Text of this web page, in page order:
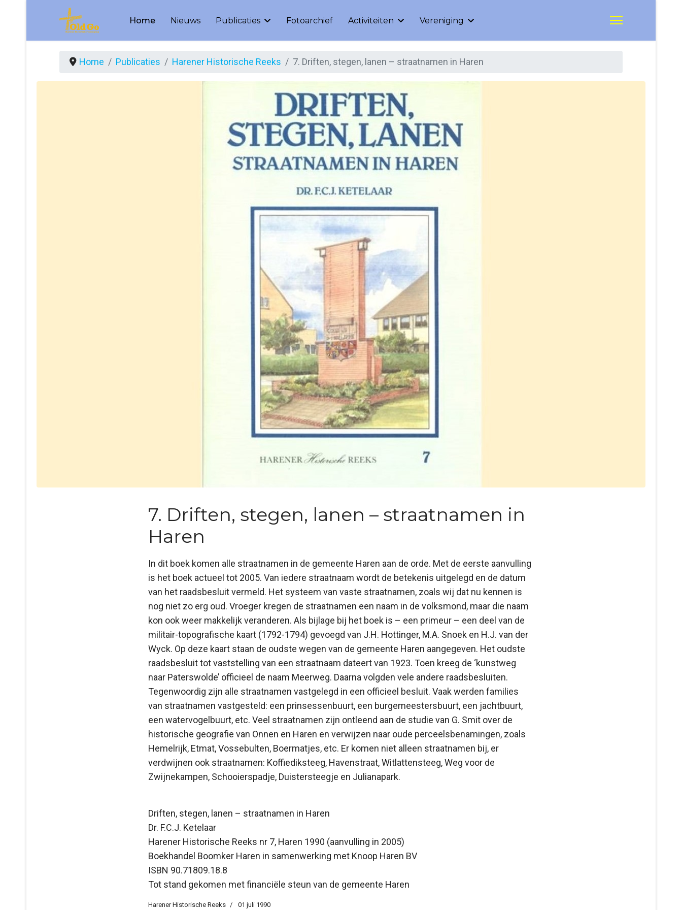
Home Nieuws Publicaties Fotoarchief Activiteiten Vereniging
Home Publicaties Harener Historische Reeks 7. Driften, stegen, lanen – straatnamen in Haren
7. Driften, stegen, lanen – straatnamen in
Haren
In dit boek komen alle straatnamen in de gemeente Haren aan de orde. Met de eerste aanvulling
is het boek actueel tot 2005. Van iedere straatnaam wordt de betekenis uitgelegd en de datum
van het raadsbesluit vermeld. Het systeem van vaste straatnamen, zoals wij dat nu kennen is
nog niet zo erg oud. Vroeger kregen de straatnamen een naam in de volksmond, maar die naam
kon ook weer makkelijk veranderen. Als bijlage bij het boek is – een primeur – een deel van de
militair-topografische kaart (1792-1794) gevoegd van J.H. Hottinger, M.A. Snoek en H.J. van der
Wyck. Op deze kaart staan de oudste wegen van de gemeente Haren aangegeven. Het oudste
raadsbesluit tot vaststelling van een straatnaam dateert van 1923. Toen kreeg de ‘kunstweg
naar Paterswolde’ officieel de naam Meerweg. Daarna volgden vele andere raadsbesluiten.
Tegenwoordig zijn alle straatnamen vastgelegd in een officieel besluit. Vaak werden families
van straatnamen vastgesteld: een prinsessenbuurt, een burgemeestersbuurt, een jachtbuurt,
een watervogelbuurt, etc. Veel straatnamen zijn ontleend aan de studie van G. Smit over de
historische geografie van Onnen en Haren en verwijzen naar oude perceelsbenamingen, zoals
Hemelrijk, Etmat, Vossebulten, Boermatjes, etc. Er komen niet alleen straatnamen bij, er
verdwijnen ook straatnamen: Koffiediksteeg, Havenstraat, Witlattensteeg, Weg voor de
Zwijnekampen, Schooierspadje, Duistersteegje en Julianapark.
Driften, stegen, lanen – straatnamen in Haren
Dr. F.C.J. Ketelaar
Harener Historische Reeks nr 7, Haren 1990 (aanvulling in 2005)
Boekhandel Boomker Haren in samenwerking met Knoop Haren BV
ISBN 90.71809.18.8
Tot stand gekomen met financiële steun van de gemeente Haren
Harener Historische Reeks 01 juli 1990